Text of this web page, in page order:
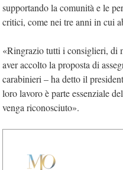
supportando la comunità e le
critici, come nei tre anni in cui
«Ringrazio tutti i consiglieri, di
aver accolto la proposta di
carabinieri – ha detto il
loro lavoro è parte essenziale
venga riconosciuto».